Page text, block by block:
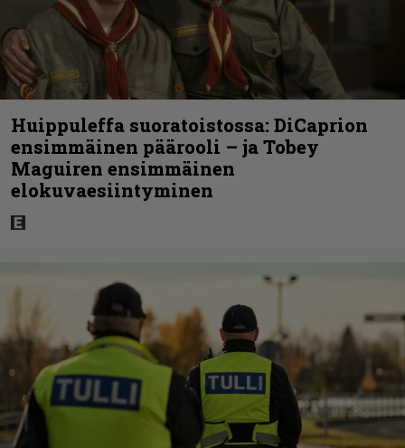
Huippuleffa suoratoistossa: DiCaprion
ensimmäinen päärooli – ja Tobey
Maguiren ensimmäinen
elokuvaesiintyminen